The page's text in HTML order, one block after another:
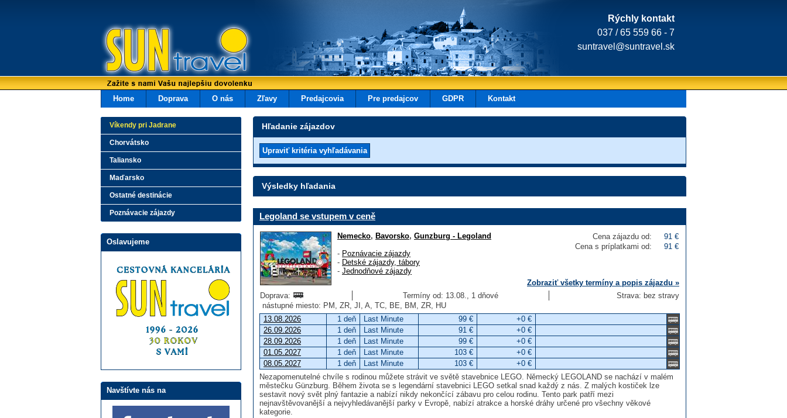
Rýchly kontakt
037 / 65 559 66 - 7
suntravel@suntravel.sk
Home Doprava O nás Zľavy Predajcovia Pre predajcov GDPR Kontakt
Hľadanie zájazdov
Výsledky hľadania
Legoland se vstupem v ceně
Cena zájazdu od:
91 €
Cena s príplatkami od:
91 €
Nemecko, Bavorsko, Gunzburg - Legoland
- Poznávacie zájazdy
- Detské zájazdy, tábory
- Jednodňové zájazdy
Zobraziť všetky termíny a popis zájazdu »
Doprava:
Termíny od: 13.08., 1 dňové
Strava: bez stravy
nástupné miesto: PM, ZR, JI, A, TC, BE, BM, ZR, HU
13.08.2026
1 deň Last Minute 99 €
+0 €
26.09.2026
1 deň Last Minute 91 €
+0 €
28.09.2026
1 deň Last Minute 99 €
+0 €
01.05.2027
1 deň Last Minute 103 €
+0 €
08.05.2027
1 deň Last Minute 103 €
+0 €
Nezapomenutelné chvíle s rodinou můžete strávit ve světě stavebnice LEGO. Německý LEGOLAND se nachází v malém
městečku Günzburg. Během života se s legendární stavebnici LEGO setkal snad každý z nás. Z malých kostiček lze
sestavit nový svět plný fantazie a nabízí nikdy nekončící zábavu pro celou rodinu. Tento park patří mezi
nejnavštěvovanější a nejvyhledávanější parky v Evropě, nabízí atrakce a horské dráhy určené pro všechny věkové
kategorie.
Víkendy pri Jadrane
Chorvátsko
Taliansko
Maďarsko
Ostatné destinácie
Poznávacie zájazdy
Oslavujeme
Navštívte nás na